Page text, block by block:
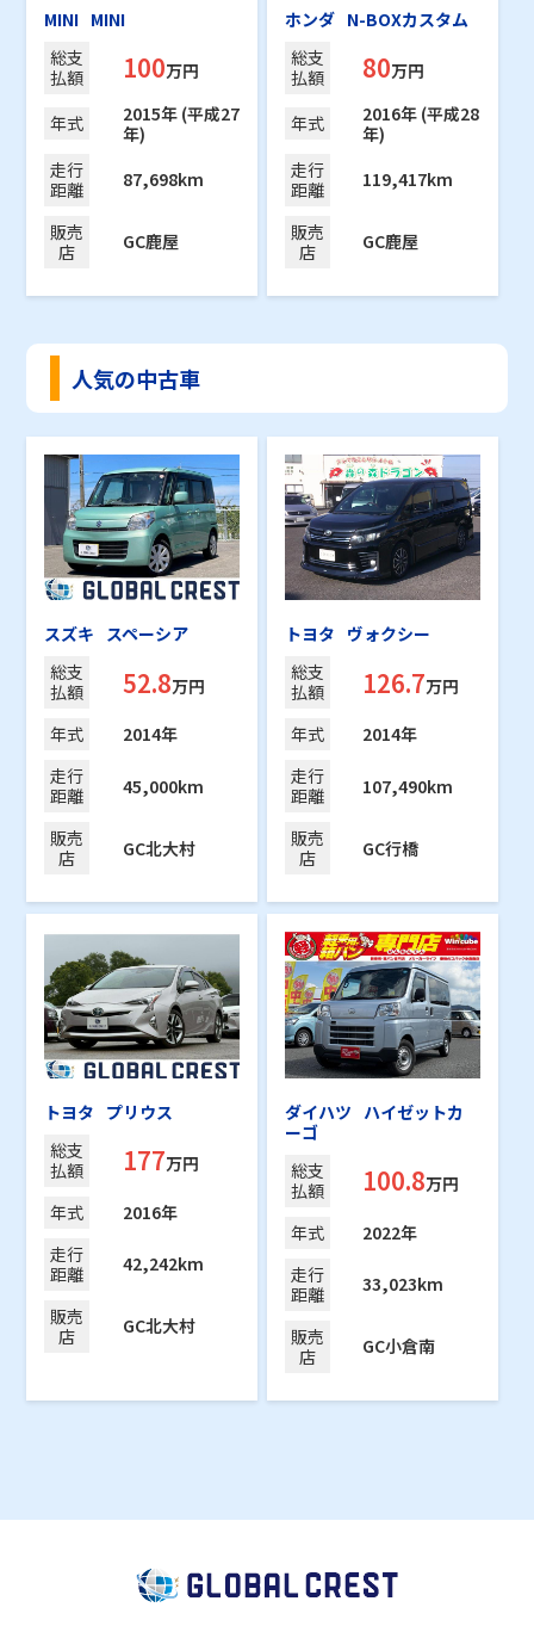
MINI MINI
総支
払額
100万円
年式
2015年 (平成27
年)
走行
距離
87,698km
販売
店
GC鹿屋
ホンダ N-BOXカスタム
総支
払額
80万円
年式
2016年 (平成28
年)
走行
距離
119,417km
販売
店
GC鹿屋
人気の中古車
スズキ スペーシア
総支
払額
52.8万円
年式
2014年
走行
距離
45,000km
販売
店
GC北大村
トヨタ ヴォクシー
総支
払額
126.7万円
年式
2014年
走行
距離
107,490km
販売
店
GC行橋
トヨタ プリウス
総支
払額
177万円
年式
2016年
走行
距離
42,242km
販売
店
GC北大村
ダイハツ ハイゼットカ
ーゴ
総支
払額
100.8万円
年式
2022年
走行
距離
33,023km
販売
店
GC小倉南